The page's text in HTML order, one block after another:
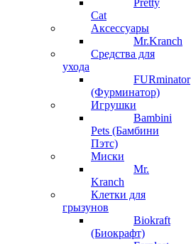
Pretty
Cat
Аксессуары
Mr.Kranch
Средства для
ухода
FURminator
(Фурминатор)
Игрушки
Bambini
Pets (Бамбини
Пэтс)
Миски
Mr.
Kranch
Клетки для
грызунов
Biokraft
(Биокрафт)